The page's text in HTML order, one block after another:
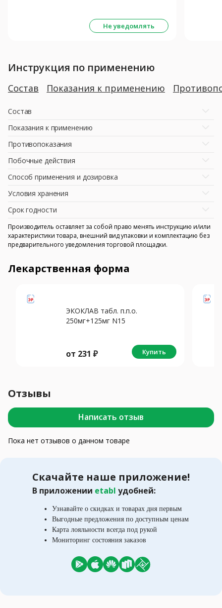
Не уведомлять
Инструкция по применению
Состав Показания к применению
Состав
Показания к применению
Противопоказания
Побочные действия
Способ применения и дозировка
Условия хранения
Срок годности
Производитель оставляет за собой право менять инструкцию и/или
характеристики товара, внешний вид упаковки и комплектацию без
предварительного уведомления торговой площадки.
Лекарственная форма
ЭКОКЛАВ табл. п.п.о.
250мг+125мг N15
от 231 ₽ Купить
Отзывы
Написать отзыв
Пока нет отзывов о данном товаре
Скачайте наше приложение!
В приложении etabl удобней:
Узнавайте о скидках и товарах дня первым
Выгодные предложения по доступным ценам
Карта лояльности всегда под рукой
Мониторинг состояния заказов